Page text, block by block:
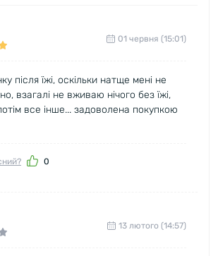
01 червня (15:01)
після їжі, оскільки натще мені не
взагалі не вживаю нічого без їжі,
все інше... задоволена покупкою
0
13 лютого (14:57)